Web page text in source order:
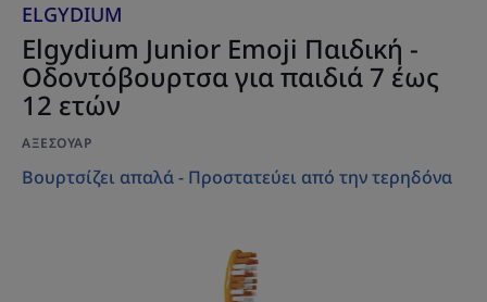
ELGYDIUM
Elgydium Junior Emoji Παιδική -
Οδοντόβουρτσα για παιδιά 7 έως
12 ετών
ΑΞΕΣΟΥΆΡ
Βουρτσίζει απαλά - Προστατεύει από την τερηδόνα